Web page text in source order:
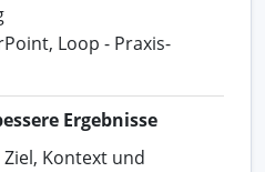
Loop - Praxis-
Ergebnisse
Kontext und